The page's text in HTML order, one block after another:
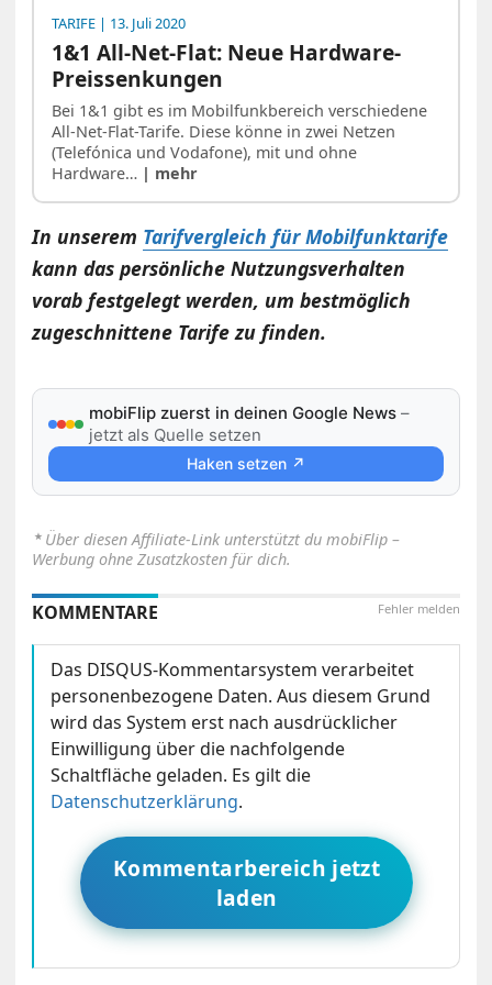
TARIFE | 13. Juli 2020
1&1 All-Net-Flat: Neue Hardware-
Preissenkungen
Bei 1&1 gibt es im Mobilfunkbereich verschiedene
All-Net-Flat-Tarife. Diese könne in zwei Netzen
(Telefónica und Vodafone), mit und ohne
Hardware… | mehr
In unserem Tarifvergleich für Mobilfunktarife
kann das persönliche Nutzungsverhalten
vorab festgelegt werden, um bestmöglich
zugeschnittene Tarife zu finden.
mobiFlip zuerst in deinen Google News –
jetzt als Quelle setzen
Haken setzen ↗
⋆ Über diesen Affiliate-Link unterstützt du mobiFlip –
Werbung ohne Zusatzkosten für dich.
Fehler melden
KOMMENTARE
Das DISQUS-Kommentarsystem verarbeitet
personenbezogene Daten. Aus diesem Grund
wird das System erst nach ausdrücklicher
Einwilligung über die nachfolgende
Schaltfläche geladen. Es gilt die
Datenschutzerklärung.
Kommentarbereich jetzt
laden